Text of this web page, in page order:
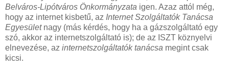
Belváros-Lipótváros Önkormányzata igen. Azaz attól még,
hogy az internet kisbetű, az Internet Szolgáltatók Tanácsa
Egyesületnagy (más kérdés, hogy ha a gázszolgáltató egy
szó, akkor az internetszolgáltató is); de az ISZT köznyelvi
elnevezése, az internetszolgáltatók tanácsa megint csak
kicsi.